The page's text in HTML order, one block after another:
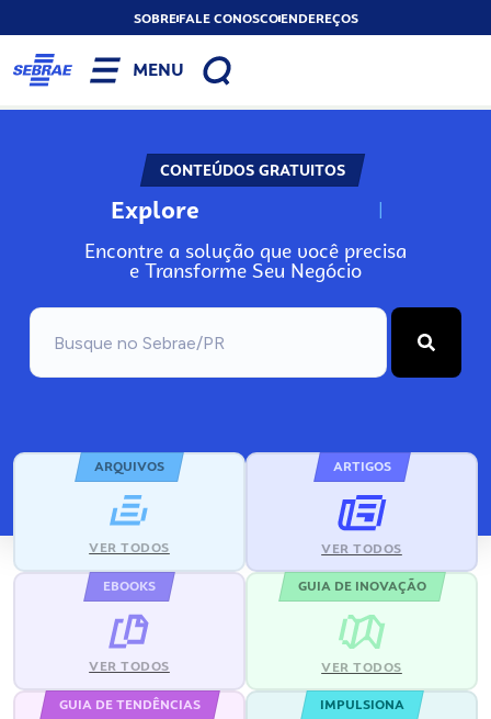
SOBREFALE CONOSCOENDEREÇOS
MENU
CONTEÚDOS GRATUITOS
Explore N
Encontre a solução que você precisa
e Transforme Seu Negócio
ARQUIVOS
VER TODOS
ARTIGOS
VER TODOS
EBOOKS
VER TODOS
GUIA DE INOVAÇÃO
VER TODOS
GUIA DE TENDÊNCIAS IMPULSIONA